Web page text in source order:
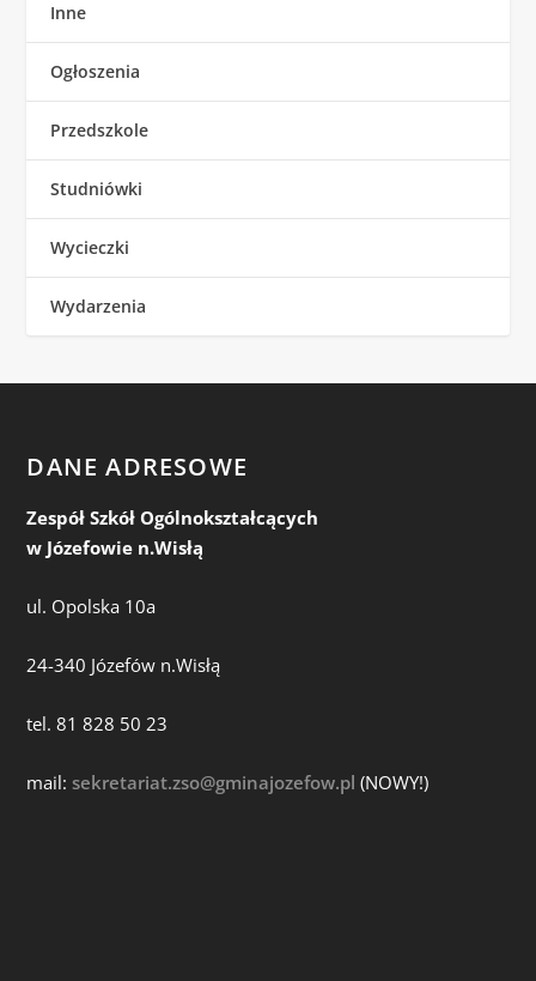
Inne
Ogłoszenia
Przedszkole
Studniówki
Wycieczki
Wydarzenia
DANE ADRESOWE
Zespół Szkół Ogólnokształcących
w Józefowie n.Wisłą
ul. Opolska 10a
24-340 Józefów n.Wisłą
tel. 81 828 50 23
mail:sekretariat.zso@gminajozefow.pl (NOWY!)